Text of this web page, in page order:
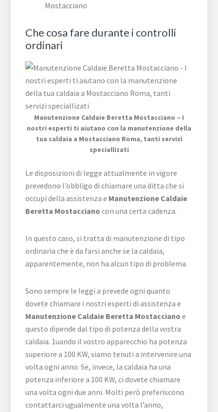
Mostacciano
Che cosa fare durante i controlli
ordinari
Manutenzione Caldaie Beretta Mostacciano – I
nostri esperti ti aiutano con la manutenzione della
tua caldaia a Mostacciano Roma, tanti servizi
speciallizati
Le disposizioni di legge attualmente in vigore
prevedono l’obbligo di chiamare una ditta che si
occupi della assistenza e Manutenzione Caldaie
Beretta Mostacciano con una certa cadenza.
In questo caso, si tratta di manutenzione di tipo
ordinaria che è da farsi anche se la caldaia,
apparentemente, non ha alcun tipo di problema.
Sono sempre le leggi a prevede ogni quanto
dovete chiamare i nostri esperti di assistenza e
Manutenzione Caldaie Beretta Mostacciano e
questo dipende dal tipo di potenza della vostra
caldaia. 1uando il vostro apparecchio ha potenza
superiore a 100 KW, siamo tenuti a intervenire una
volta ogni anno. Se, invece, la caldaia ha una
potenza inferiore a 100 KW, ci dovete chiamare
una volta ogni due anni. Molti però preferiscono
contattarci ugualmente una volta l’anno,